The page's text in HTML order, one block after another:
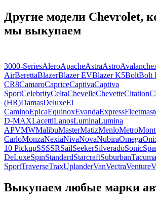
Другие модели Chevrolet,
мы выкупаем
3000-SeriesAleroApacheAstraAstroAvalanche
AirBerettaBlazerBlazer EVBlazer K5BoltBolt
CR8CamaroCapriceCaptivaCaptiva
SportCelebrityCeltaChevelleChevetteCitation
(HR)DamasDeluxeEl
CaminoEpicaEquinoxEvandaExpress
D-MAXLacettiLanosLuminaLumina
APVMWMalibuMasterMatizMenloMetro
CarloMonzaNexiaNivaNovaNubiraOmega
10 PickupSSSSRSailSeekerSilveradoSonic
DeLuxeSpinStandardStarcraftSuburbanTacuma
SportTraverseTraxUplanderVanVectraVenture
Выкупаем любые марки